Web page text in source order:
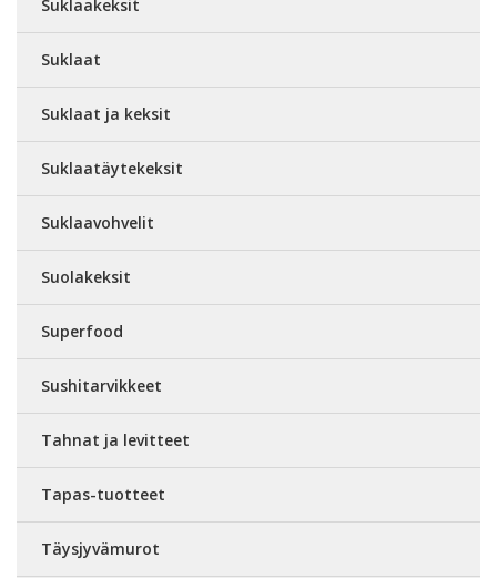
Suklaakeksit
Suklaat
Suklaat ja keksit
Suklaatäytekeksit
Suklaavohvelit
Suolakeksit
Superfood
Sushitarvikkeet
Tahnat ja levitteet
Tapas-tuotteet
Täysjyvämurot